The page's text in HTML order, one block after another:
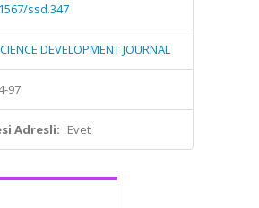
ssd.347
DEVELOPMENT JOURNAL
97
Adresli: Evet